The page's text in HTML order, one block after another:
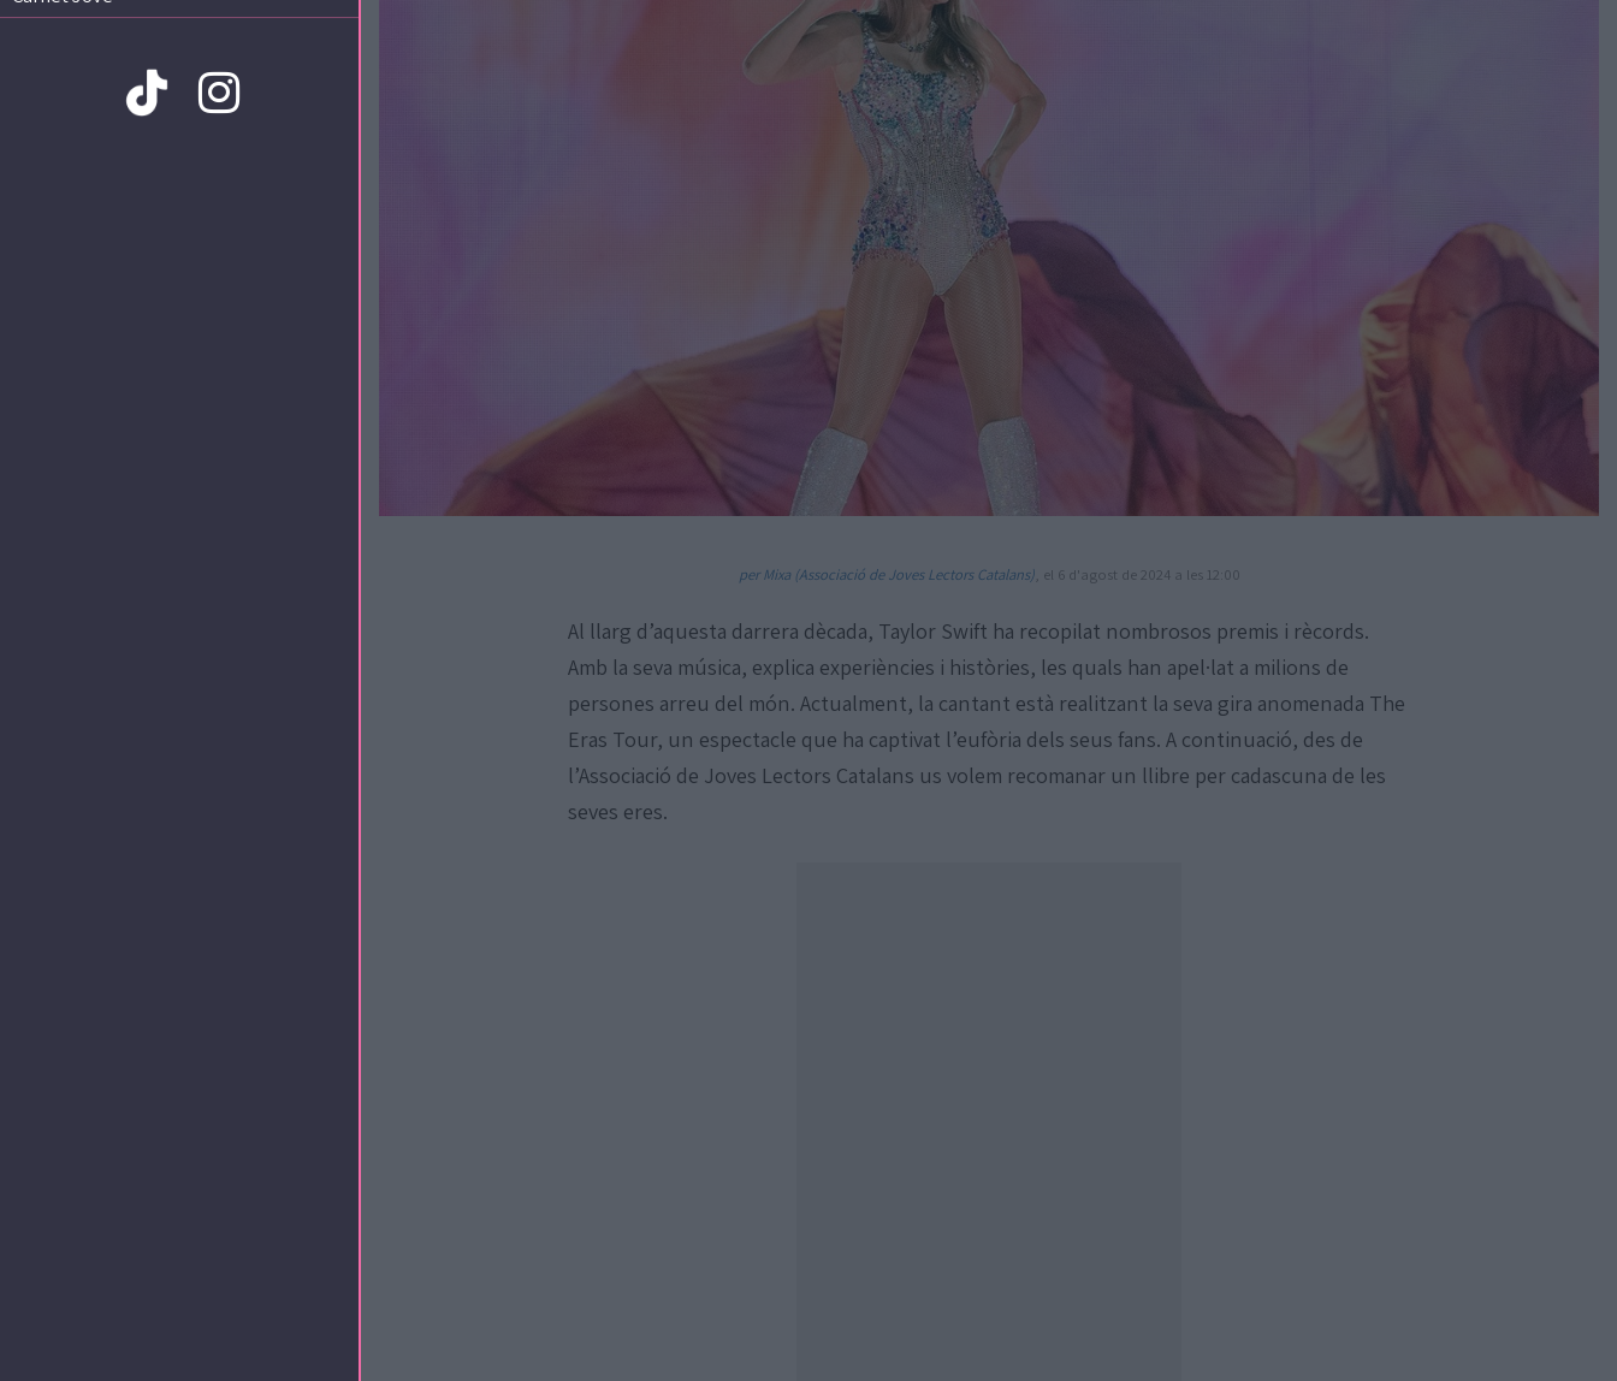
per Mixa (Associació de Joves Lectors Catalans), el 6 d'agost de 2024 a les 12:00
Al llarg d’aquesta darrera dècada, Taylor Swift ha recopilat nombrosos premis i rècords.
Amb la seva música, explica experiències i històries, les quals han apel·lat a milions de
persones arreu del món. Actualment, la cantant està realitzant la seva gira anomenada The
Eras Tour, un espectacle que ha captivat l’eufòria dels seus fans. A continuació, des de
l’Associació de Joves Lectors Catalans us volem recomanar un llibre per cadascuna de les
seves eres.